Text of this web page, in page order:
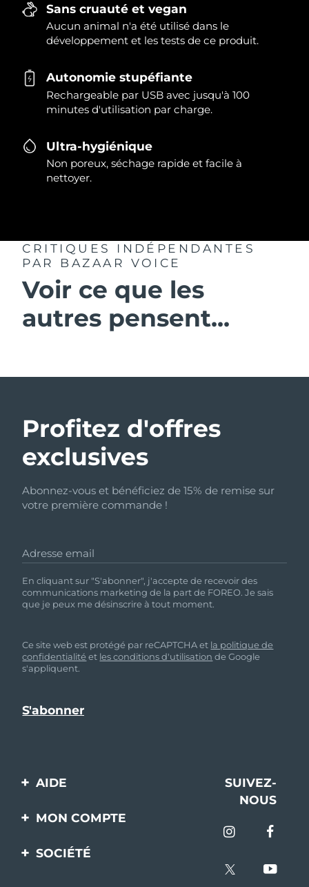
Sans cruauté et vegan
Aucun animal n'a été utilisé dans le
développement et les tests de ce produit.
Autonomie stupéfiante
Rechargeable par USB avec jusqu'à 100
minutes d'utilisation par charge.
Ultra-hygiénique
Non poreux, séchage rapide et facile à
nettoyer.
CRITIQUES INDÉPENDANTES
PAR BAZAAR VOICE
Voir ce que les
autres pensent...
Profitez d'offres
exclusives
Abonnez-vous et bénéficiez de 15% de remise sur
votre première commande !
Adresse email
En cliquant sur "S'abonner", j'accepte de recevoir des
communications marketing de la part de FOREO. Je sais
que je peux me désinscrire à tout moment.
Ce site web est protégé par reCAPTCHA et la politique de
confidentialité et les conditions d'utilisation de Google
s'appliquent.
AIDE
Contactez-nous
livraisons
SUIVEZ-
NOUS
MON COMPTE
Enregistrement produit
SOCIÉTÉ